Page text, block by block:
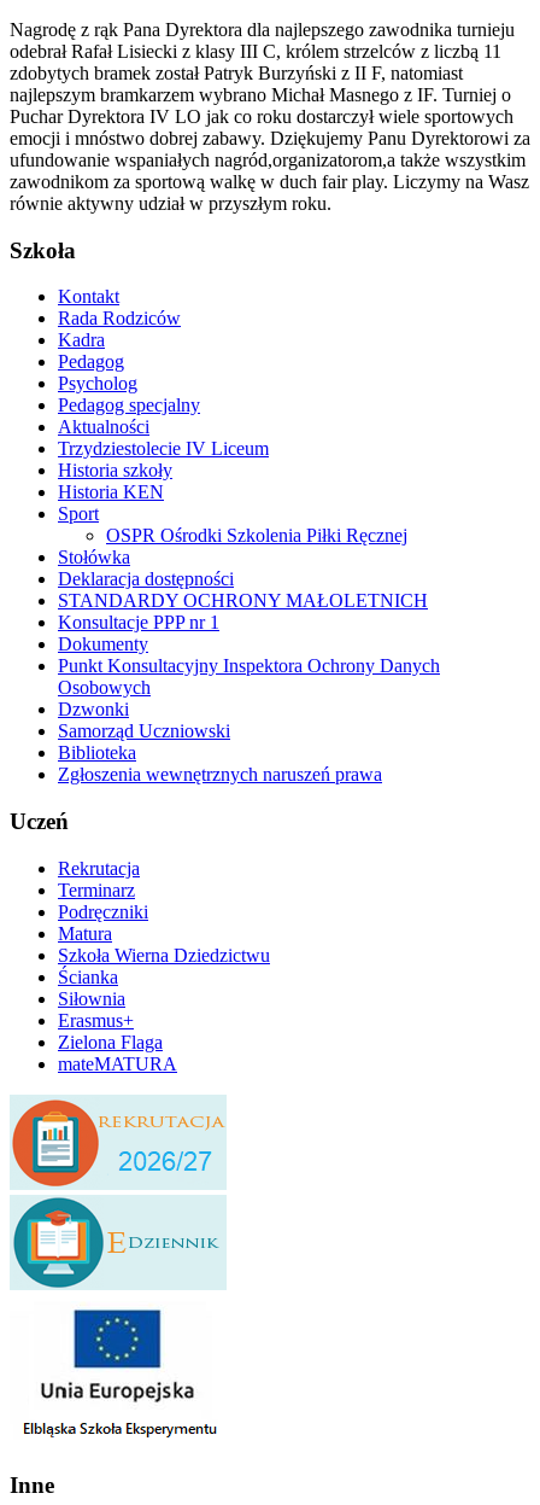
Nagrodę z rąk Pana Dyrektora dla najlepszego zawodnika turnieju
odebrał Rafał Lisiecki z klasy III C, królem strzelców z liczbą 11
zdobytych bramek został Patryk Burzyński z II F, natomiast
najlepszym bramkarzem wybrano Michał Masnego z IF. Turniej o
Puchar Dyrektora IV LO jak co roku dostarczył wiele sportowych
emocji i mnóstwo dobrej zabawy. Dziękujemy Panu Dyrektorowi za
ufundowanie wspaniałych nagród,organizatorom,a także wszystkim
zawodnikom za sportową walkę w duch fair play. Liczymy na Wasz
równie aktywny udział w przyszłym roku.
Szkoła
Kontakt
Rada Rodziców
Kadra
Pedagog
Psycholog
Pedagog specjalny
Aktualności
Trzydziestolecie IV Liceum
Historia szkoły
Historia KEN
Sport
OSPR Ośrodki Szkolenia Piłki Ręcznej
Stołówka
Deklaracja dostępności
STANDARDY OCHRONY MAŁOLETNICH
Konsultacje PPP nr 1
Dokumenty
Punkt Konsultacyjny Inspektora Ochrony Danych
Osobowych
Dzwonki
Samorząd Uczniowski
Biblioteka
Zgłoszenia wewnętrznych naruszeń prawa
Uczeń
Rekrutacja
Terminarz
Podręczniki
Matura
Szkoła Wierna Dziedzictwu
Ścianka
Siłownia
Erasmus+
Zielona Flaga
mateMATURA
Inne